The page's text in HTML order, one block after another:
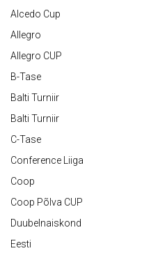
Alcedo Cup
Allegro
Allegro CUP
B-Tase
Balti Turniir
Balti Turniir
C-Tase
Conference Liiga
Coop
Coop Põlva CUP
Duubelnaiskond
Eesti